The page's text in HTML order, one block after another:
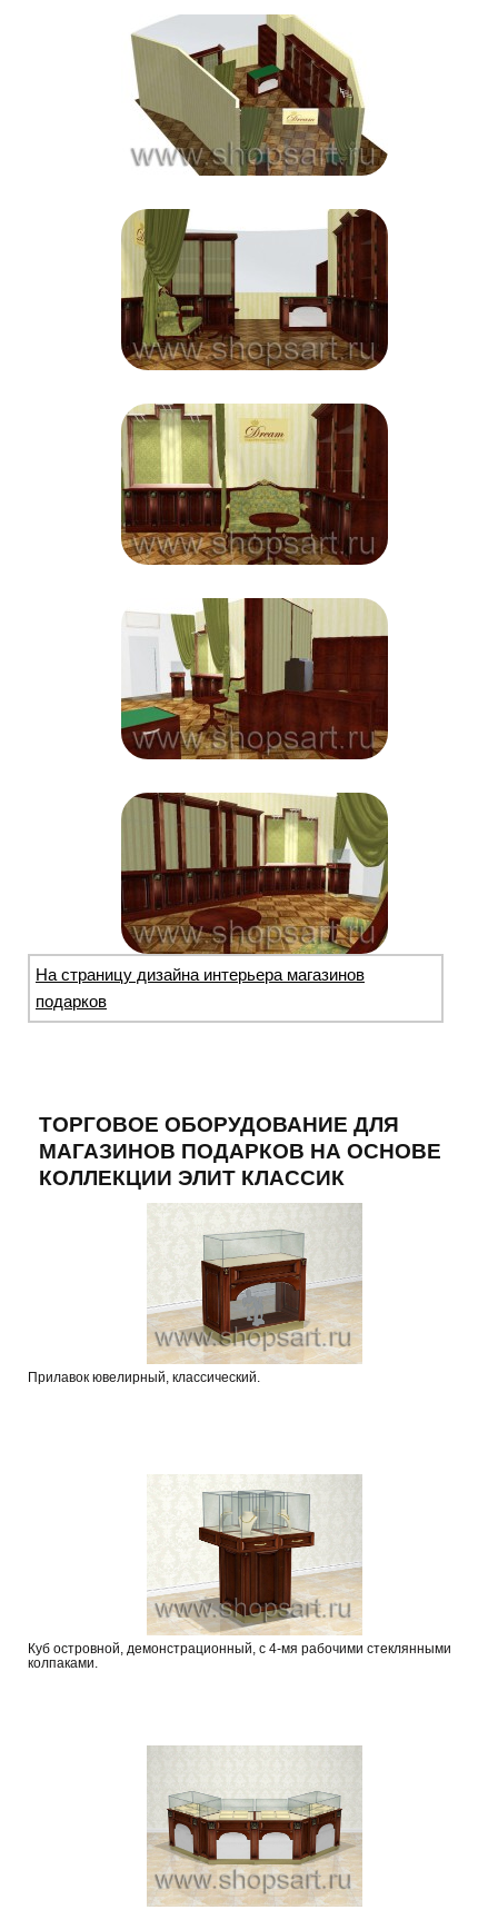
На страницу дизайна интерьера магазинов
подарков
ТОРГОВОЕ ОБОРУДОВАНИЕ ДЛЯ
МАГАЗИНОВ ПОДАРКОВ НА ОСНОВЕ
КОЛЛЕКЦИИ ЭЛИТ КЛАССИК
Прилавок ювелирный, классический.
Куб островной, демонстрационный, с 4-мя рабочими стеклянными
колпаками.